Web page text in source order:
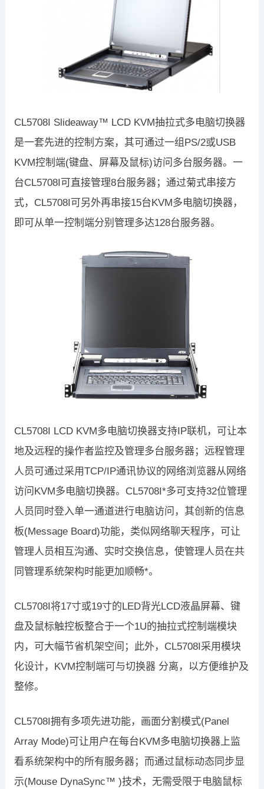
CL5708I Slideaway™ LCD KVM抽拉式多电脑切换器
是一套先进的控制方案，其可通过一组PS/2或USB
KVM控制端(键盘、屏幕及鼠标)访问多台服务器。一
台CL5708I可直接管理8台服务器；通过菊式串接方
式，CL5708I可另外再串接15台KVM多电脑切换器，
即可从单一控制端分别管理多达128台服务器。
CL5708I LCD KVM多电脑切换器支持IP联机，可让本
地及远程的操作者监控及管理多台服务器；远程管理
人员可通过采用TCP/IP通讯协议的网络浏览器从网络
访问KVM多电脑切换器。CL5708I*多可支持32位管理
人员同时登入单一通道进行电脑访问，其创新的信息
板(Message Board)功能，类似网络聊天程序，可让
管理人员相互沟通、实时交换信息，使管理人员在共
同管理系统架构时能更加顺畅*。
CL5708I将17寸或19寸的LED背光LCD液晶屏幕、键
盘及鼠标触控板整合于一个1U的抽拉式控制端模块
内，可大幅节省机架空间；此外，CL5708I采用模块
化设计，KVM控制端可与切换器 分离，以方便维护及
整修。
CL5708I拥有多项先进功能，画面分割模式(Panel
Array Mode)可让用户在每台KVM多电脑切换器上监
看系统架构中的所有服务器；而通过鼠标动态同步显
示(Mouse DynaSync™ )技术，无需受限于电脑鼠标